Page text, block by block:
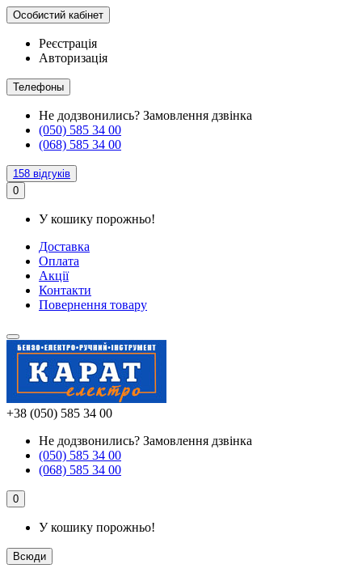
Особистий кабінет
Реєстрація
Авторизація
Телефоны
Не додзвонились? Замовлення дзвінка
(050) 585 34 00
(068) 585 34 00
158 відгуків
0
У кошику порожньо!
Доставка
Оплата
Акції
Контакти
Повернення товару
+38 (050) 585 34 00
Не додзвонились? Замовлення дзвінка
(050) 585 34 00
(068) 585 34 00
0
У кошику порожньо!
Всюди